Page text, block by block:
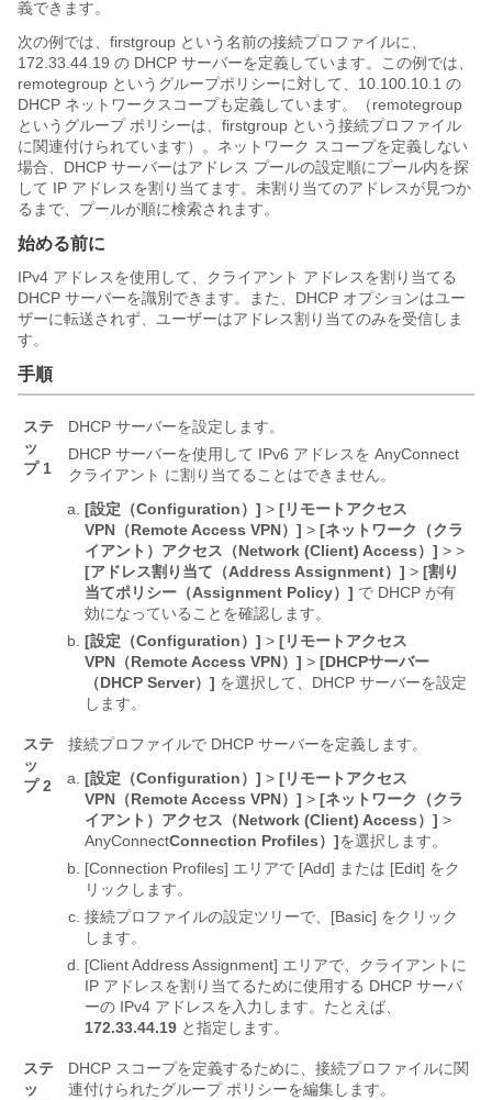
義できます。
次の例では、firstgroup という名前の接続プロファイルに、
172.33.44.19 の DHCP サーバーを定義しています。
この例では、
remotegroup というグループポリシーに対して、10.100.10.1 の
DHCP ネットワークスコープも定義しています。
（remotegroup
というグループ ポリシーは、firstgroup という接続プロファイル
に関連付けられています）。ネットワーク スコープを定義しない
場合、DHCP サーバーはアドレス プールの設定順にプール内を探
して IP アドレスを割り当てます。未割り当てのアドレスが見つか
るまで、プールが順に検索されます。
始める前に
IPv4 アドレスを使用して、クライアント アドレスを割り当てる
DHCP サーバーを識別できます。また、DHCP オプションはユー
ザーに転送されず、ユーザーはアドレス割り当てのみを受信しま
す。
手順
ステ
ッ
プ 1
DHCP サーバーを設定します。
DHCP サーバーを使用して IPv6 アドレスを AnyConnect
クライアント に割り当てることはできません。
[設定（Configuration）] > [リモートアクセス
VPN（Remote Access VPN）] > [ネットワーク（クラ
イアント）アクセス（Network (Client) Access）] > >
[アドレス割り当て（Address Assignment）] > [割り
当てポリシー（Assignment Policy）] で DHCP が有
効になっていることを確認します。
[設定（Configuration）] > [リモートアクセス
VPN（Remote Access VPN）] > [DHCPサーバー
（DHCP Server）] を選択して、DHCP サーバーを設定
します。
ステ
ッ
プ 2
接続プロファイルで DHCP サーバーを定義します。
[設定（Configuration）] > [リモートアクセス
VPN（Remote Access VPN）] > [ネットワーク（クラ
イアント）アクセス（Network (Client) Access）] >
AnyConnectConnection Profiles）]を選択します。
[Connection Profiles] エリアで [Add] または [Edit] をク
リックします。
接続プロファイルの設定ツリーで、[Basic] をクリック
します。
[Client Address Assignment] エリアで、クライアントに
IP アドレスを割り当てるために使用する DHCP サーバ
ーの IPv4 アドレスを入力します。たとえば、
172.33.44.19 と指定します。
ステ
ッ
DHCP スコープを定義するために、接続プロファイルに関
連付けられたグループ ポリシーを編集します。